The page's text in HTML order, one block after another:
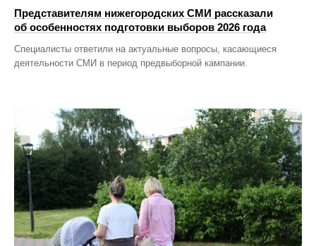
Представителям нижегородских СМИ рассказали
об особенностях подготовки выборов 2026 года
Специалисты ответили на актуальные вопросы, касающиеся
деятельности СМИ в период предвыборной кампании.